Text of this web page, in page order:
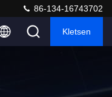
86-134-16743702
Kletsen